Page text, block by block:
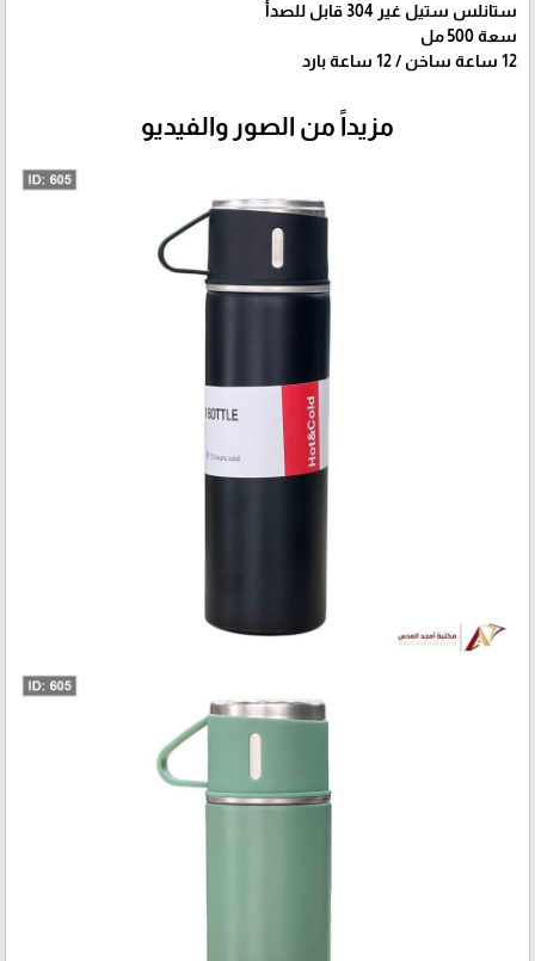
ستانلس ستيل غير 304 قابل للصدأ
سعة 500 مل
12 ساعة ساخن / 12 ساعة بارد
مزيداً من الصور والفيديو